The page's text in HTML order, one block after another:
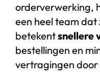
orderverwerking,
een heel team dat
betekentsnellere
bestellingen en
vertragingen door